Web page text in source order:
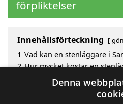
förpliktelser
Innehållsförteckning
1 Vad kan en stenläggare i
2 Hur mycket kostar en
Fördelar med att välja
Sök efter en skicklig
Denna